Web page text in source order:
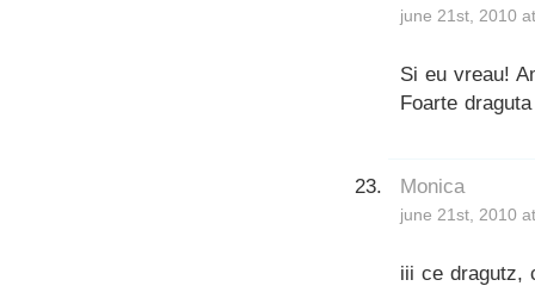
june 21st, 2010
Si eu vreau!
Foarte
Monica
june 21st, 2010
iii ce dragutz,